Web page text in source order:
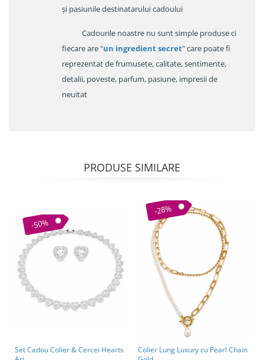
și pasiunile destinatarului cadoului
Cadourile noastre nu sunt simple produse ci
fiecare are "un ingredient secret" care poate fi
reprezentat de frumusețe, calitate, sentimente,
detalii, poveste, parfum, pasiune, impresii de
neuitat
PRODUSE SIMILARE
-50%
Set Cadou Colier & Cercei Hearts
-28%
Colier Lung Luxury cu Pearl Chain